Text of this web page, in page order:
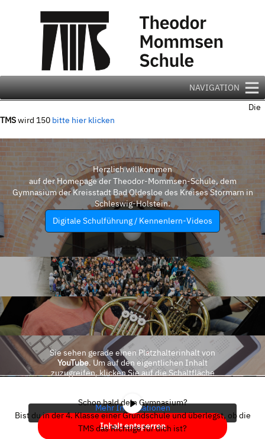
NAVIGATION
Die
TMSwird 150 bitte hier klicken
Herzlich willkommen
auf der Homepage der Theodor-Mommsen-Schule, dem
Gymnasium der Kreisstadt Bad Oldesloe des Kreises Stormarn in
Schleswig-Holstein.
Digitale Schulführung / Kennenlern-Videos
Sie sehen gerade einen Platzhalterinhalt von
YouTube. Um auf den eigentlichen Inhalt
zuzugreifen, klicken Sie auf die Schaltfläche
Mehr Informationen
Inhalt entsperren
Schon bald dein Gymnasium?
Bist du in der 4. Klasse einer Grundschule und überlegst, ob die
TMS das Richtige für dich ist?